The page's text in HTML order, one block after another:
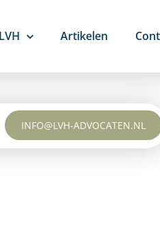
INFO@LVH-ADVOCATEN.NL
Artikelen